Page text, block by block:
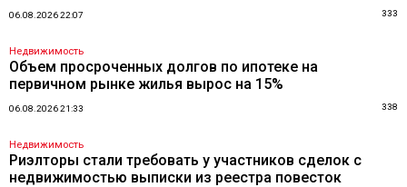
06.08.2026 22:07 333
Недвижимость
Объем просроченных долгов по ипотеке на
первичном рынке жилья вырос на 15%
06.08.2026 21:33 338
Недвижимость
Риэлторы стали требовать у участников сделок с
недвижимостью выписки из реестра повесток